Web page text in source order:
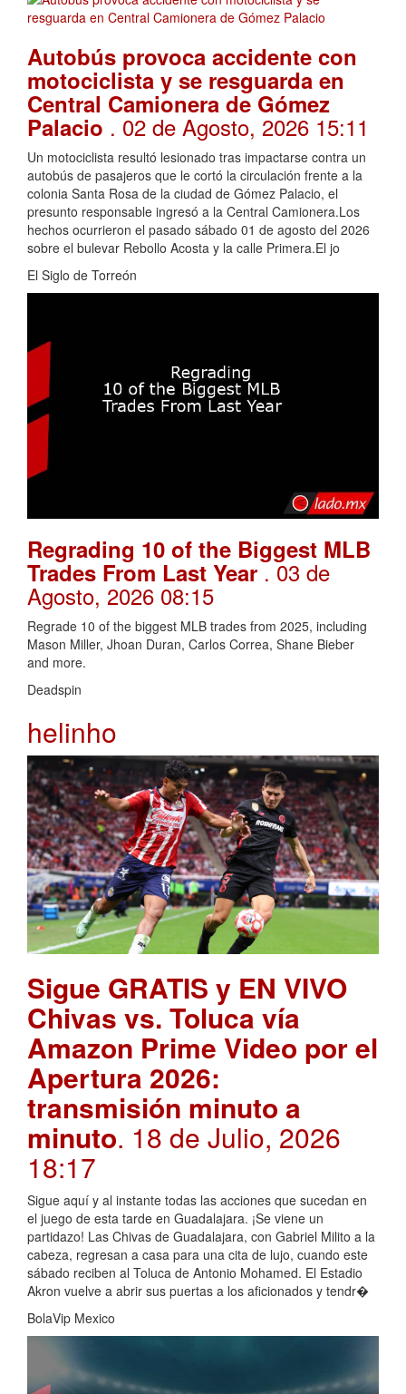
Autobús provoca accidente con
motociclista y se resguarda en
Central Camionera de Gómez
Palacio . 02 de Agosto, 2026 15:11
Un motociclista resultó lesionado tras impactarse contra un
autobús de pasajeros que le cortó la circulación frente a la
colonia Santa Rosa de la ciudad de Gómez Palacio, el
presunto responsable ingresó a la Central Camionera.Los
hechos ocurrieron el pasado sábado 01 de agosto del 2026
sobre el bulevar Rebollo Acosta y la calle Primera.El jo
El Siglo de Torreón
Regrading 10 of the Biggest MLB
Trades From Last Year. 03 de
Agosto, 2026 08:15
Regrade 10 of the biggest MLB trades from 2025, including
Mason Miller, Jhoan Duran, Carlos Correa, Shane Bieber
and more.
Deadspin
helinho
Sigue GRATIS y EN VIVO
Chivas vs. Toluca vía
Amazon Prime Video por el
Apertura 2026:
transmisión minuto a
minuto. 18 de Julio, 2026
18:17
Sigue aquí y al instante todas las acciones que sucedan en
el juego de esta tarde en Guadalajara. ¡Se viene un
partidazo! Las Chivas de Guadalajara, con Gabriel Milito a la
cabeza, regresan a casa para una cita de lujo, cuando este
sábado reciben al Toluca de Antonio Mohamed. El Estadio
Akron vuelve a abrir sus puertas a los aficionados y tendr�
BolaVip Mexico